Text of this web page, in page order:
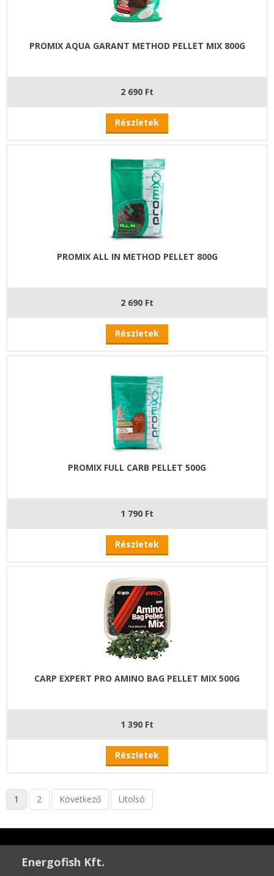
PROMIX AQUA GARANT METHOD PELLET MIX 800G
2 690 Ft
Részletek
PROMIX ALL IN METHOD PELLET 800G
2 690 Ft
Részletek
PROMIX FULL CARB PELLET 500G
1 790 Ft
Részletek
CARP EXPERT PRO AMINO BAG PELLET MIX 500G
1 390 Ft
Részletek
1 2 Következő Utolsó
Energofish Kft.